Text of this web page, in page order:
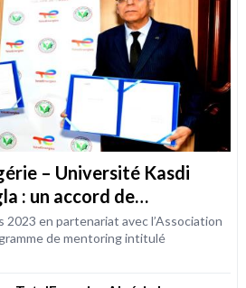
– Université Kasdi
: un accord de
domaine de la formation
2023 en partenariat avec l’Association
de mentoring intitulé